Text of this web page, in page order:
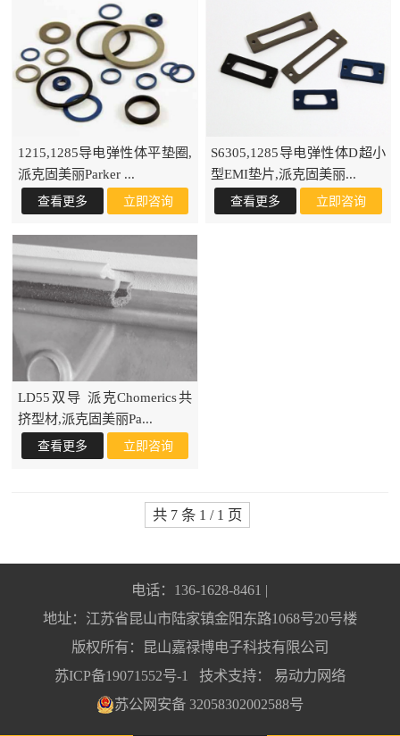
1215,1285导电弹性体平垫圈,
派克固美丽Parker ...
S6305,1285导电弹性体D超小
型EMI垫片,派克固美丽...
LD55双导 派克Chomerics共
挤型材,派克固美丽Pa...
共 7 条 1 / 1 页
电话：136-1628-8461 |
地址：江苏省昆山市陆家镇金阳东路1068号20号楼
版权所有：昆山嘉禄博电子科技有限公司
苏ICP备19071552号-1 技术支持： 易动力网络
苏公网安备 32058302002588号